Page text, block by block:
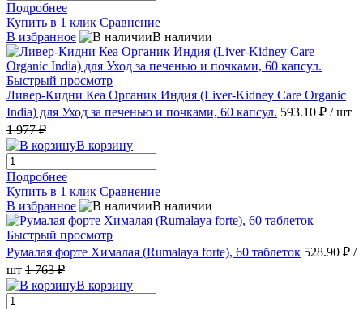
Подробнее
Купить в 1 клик Сравнение
В избранное
В наличии
Быстрый просмотр
Ливер-Кидни Кеа Органик Индия (Liver-Kidney Care Organic
India) для Уход за печенью и почками, 60 капсул. 593.10 ₽ / шт
1 977 ₽
В корзину
Подробнее
Купить в 1 клик Сравнение
В избранное
В наличии
Быстрый просмотр
Румалая форте Хималая (Rumalaya forte), 60 таблеток 528.90 ₽ /
шт 1 763 ₽
В корзину